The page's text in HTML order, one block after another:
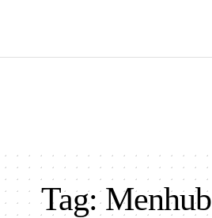
Tag:Menhub